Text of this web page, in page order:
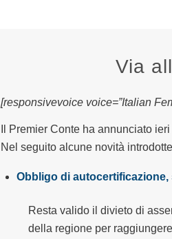
Via
[responsivevoice voice=”Italian
Il Premier Conte ha annunciato
Nel seguito alcune novità
Obbligo di
Resta valido il divieto di
della regione per